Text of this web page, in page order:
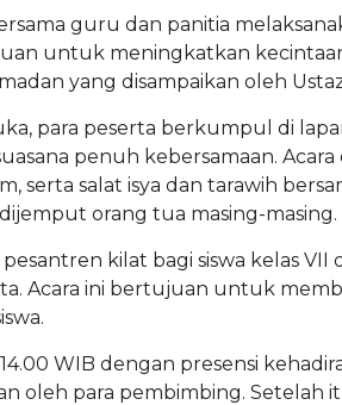
guru dan panitia
untuk meningkatkan
yang disampaikan oleh
para peserta berkumpul di
penuh kebersamaan.
serta salat isya dan tarawih
orang tua masing-masing.
kilat bagi siswa kelas VII
Acara ini bertujuan untuk
WIB dengan presensi
oleh para pembimbing. Setelah